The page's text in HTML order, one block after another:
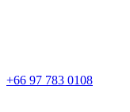
+66 97 783 0108